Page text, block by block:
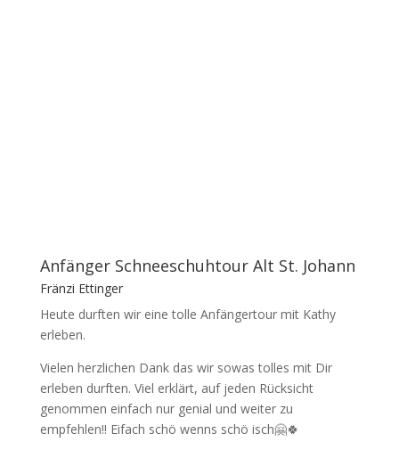
Anfänger Schneeschuhtour Alt St. Johann
Fränzi Ettinger
Heute durften wir eine tolle Anfängertour mit Kathy
erleben.
Vielen herzlichen Dank das wir sowas tolles mit Dir
erleben durften. Viel erklärt, auf jeden Rücksicht
genommen einfach nur genial und weiter zu
empfehlen!! Eifach schö wenns schö isch🤗🍀